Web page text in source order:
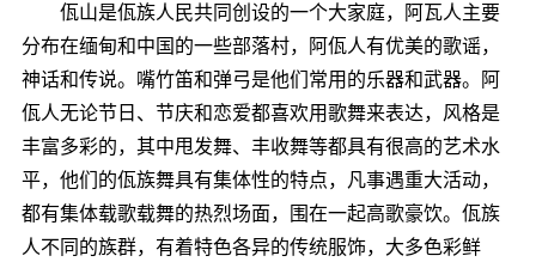
佤山是佤族人民共同创设的一个大家庭，阿瓦人主要
分布在缅甸和中国的一些部落村，阿佤人有优美的歌谣，
神话和传说。嘴竹笛和弹弓是他们常用的乐器和武器。阿
佤人无论节日、节庆和恋爱都喜欢用歌舞来表达，风格是
丰富多彩的，其中甩发舞、丰收舞等都具有很高的艺术水
平，他们的佤族舞具有集体性的特点，凡事遇重大活动，
都有集体载歌载舞的热烈场面，围在一起高歌豪饮。佤族
人不同的族群，有着特色各异的传统服饰，大多色彩鲜